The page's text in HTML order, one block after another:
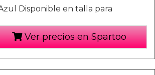
Disponible en talla para
Ver precios en Spartoo